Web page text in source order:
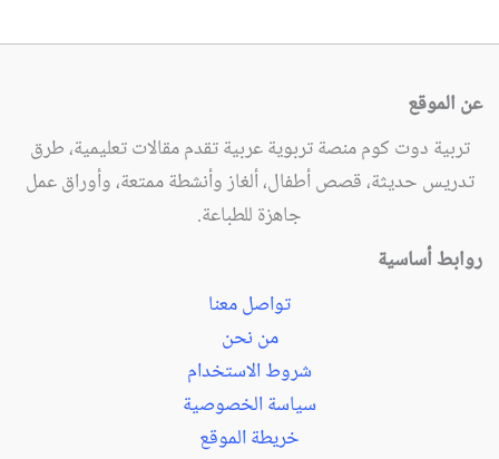
عن الموقع
تربية دوت كوم منصة تربوية عربية تقدم مقالات تعليمية، طرق
تدريس حديثة، قصص أطفال، ألغاز وأنشطة ممتعة، وأوراق عمل
جاهزة للطباعة.
روابط أساسية
تواصل معنا
من نحن
شروط الاستخدام
سياسة الخصوصية
خريطة الموقع